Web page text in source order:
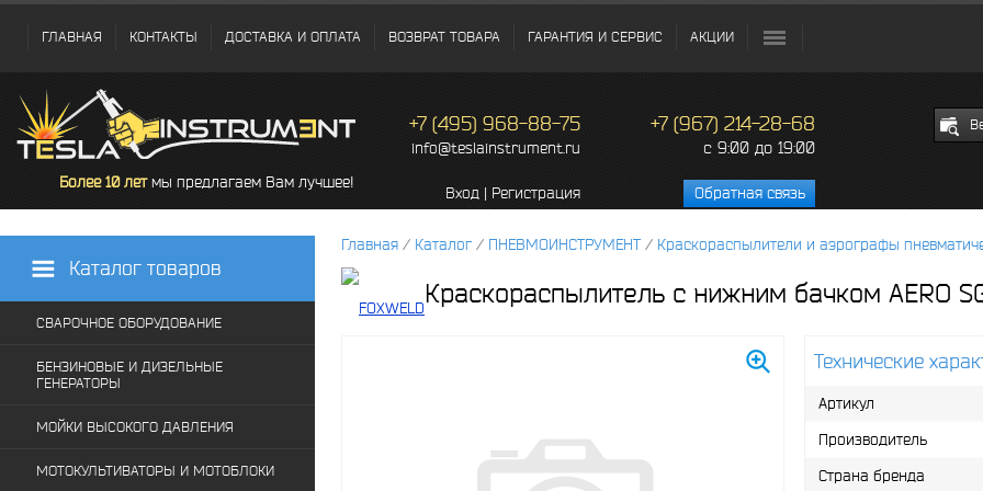
ГЛАВНАЯ КОНТАКТЫ ДОСТАВКА И ОПЛАТА ВОЗВРАТ ТОВАРА ГАРАНТИЯ И СЕРВИС АКЦИИ
Более 10 летмы предлагаем Вам лучшее!
+7 (495) 968-88-75
info@teslainstrument.ru
+7 (967) 214-28-68
c 9:00 до 19:00
Вход | Регистрация Обратная связь
Каталог товаров
СВАРОЧНОЕ ОБОРУДОВАНИЕ
БЕНЗИНОВЫЕ И ДИЗЕЛЬНЫЕ
ГЕНЕРАТОРЫ
МОЙКИ ВЫСОКОГО ДАВЛЕНИЯ
МОТОКУЛЬТИВАТОРЫ И МОТОБЛОКИ
Главная / Каталог / ПНЕВМОИНСТРУМЕНТ / Краскораспылители и аэрографы
Краскораспылитель с нижним бачком AERO
Технические
Артикул
Производитель
Страна бренда